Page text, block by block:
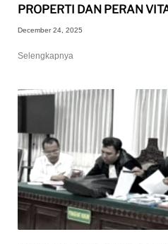
PROPERTI DAN PERAN
December 24, 2025
Selengkapnya